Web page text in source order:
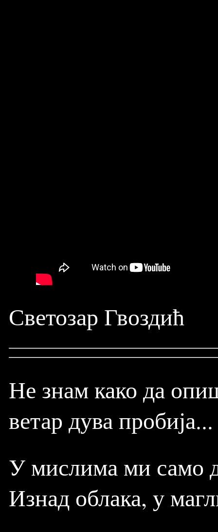
Светозар Гвоздић
Не знам како да
ветар дува пробија...
У мислима ми само
Изнад облака, у